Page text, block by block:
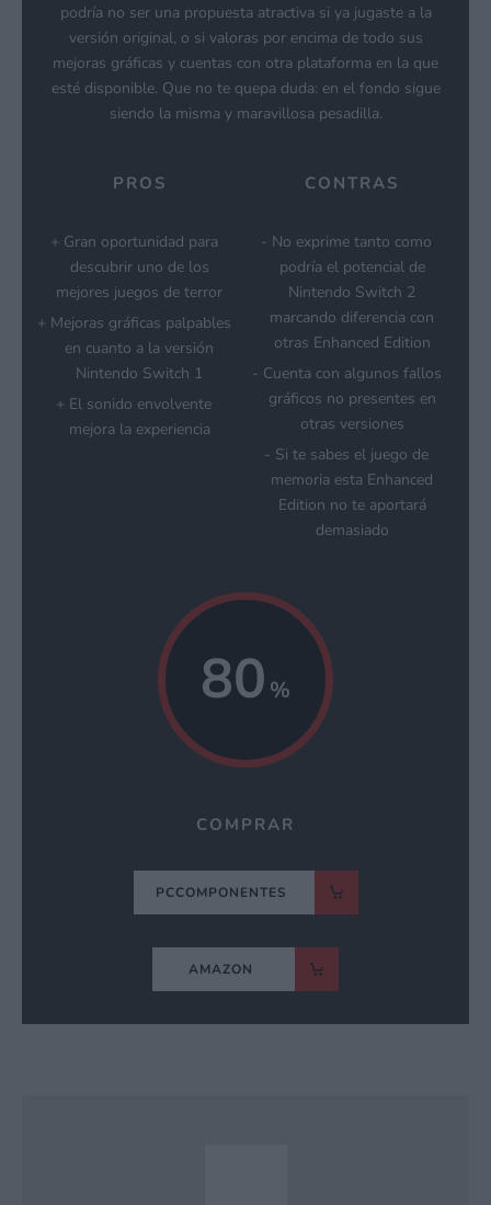
podría no ser una propuesta atractiva si ya jugaste a la
versión original, o si valoras por encima de todo sus
mejoras gráficas y cuentas con otra plataforma en la que
esté disponible. Que no te quepa duda: en el fondo sigue
siendo la misma y maravillosa pesadilla.
PROS
Gran oportunidad para
descubrir uno de los
mejores juegos de terror
Mejoras gráficas palpables
en cuanto a la versión
Nintendo Switch 1
El sonido envolvente
mejora la experiencia
CONTRAS
No exprime tanto como
podría el potencial de
Nintendo Switch 2
marcando diferencia con
otras Enhanced Edition
Cuenta con algunos fallos
gráficos no presentes en
otras versiones
Si te sabes el juego de
memoria esta Enhanced
Edition no te aportará
demasiado
80
COMPRAR
PCCOMPONENTES
AMAZON